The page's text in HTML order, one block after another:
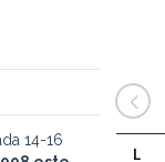
14-16
L